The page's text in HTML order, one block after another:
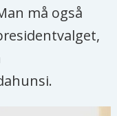
må også